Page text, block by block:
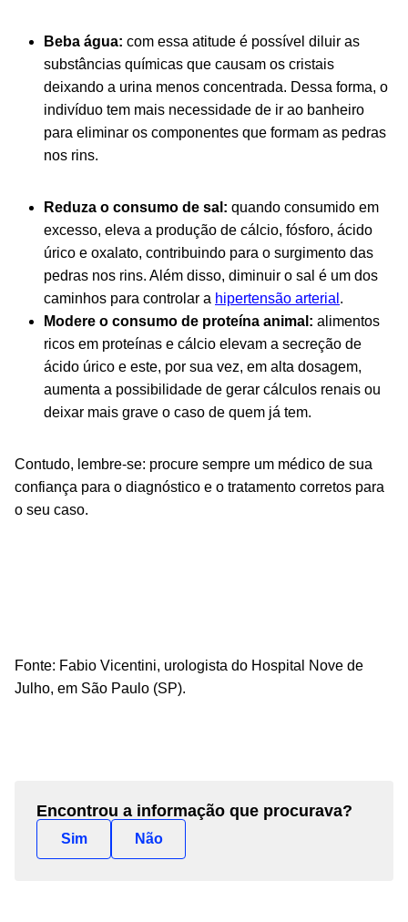
Beba água: com essa atitude é possível diluir as
substâncias químicas que causam os cristais
deixando a urina menos concentrada. Dessa forma, o
indivíduo tem mais necessidade de ir ao banheiro
para eliminar os componentes que formam as pedras
nos rins.
Reduza o consumo de sal: quando consumido em
excesso, eleva a produção de cálcio, fósforo, ácido
úrico e oxalato, contribuindo para o surgimento das
pedras nos rins. Além disso, diminuir o sal é um dos
caminhos para controlar a hipertensão arterial .
Modere o consumo de proteína animal: alimentos
ricos em proteínas e cálcio elevam a secreção de
ácido úrico e este, por sua vez, em alta dosagem,
aumenta a possibilidade de gerar cálculos renais ou
deixar mais grave o caso de quem já tem.
Contudo, lembre-se: procure sempre um médico de sua
confiança para o diagnóstico e o tratamento corretos para
o seu caso.
Fonte: Fabio Vicentini, urologista do Hospital Nove de
Julho, em São Paulo (SP).
Encontrou a informação que procurava?
Sim Não